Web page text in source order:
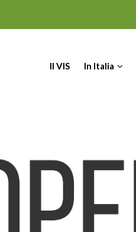
Il VIS In Italia